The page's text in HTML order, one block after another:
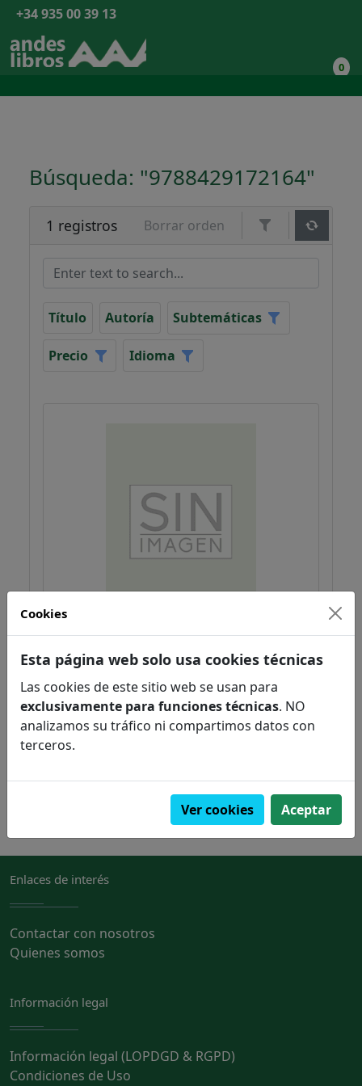
+34 935 00 39 13
0
Búsqueda: "9788429172164"
1 registros Borrar orden
Título Autoría Subtemáticas
Precio Idioma
Química
Gutiérrez Ríos, E.
Química general
Química
Enlaces de interés
Contactar con nosotros
Quienes somos
Información legal
Información legal (LOPDGD & RGPD)
Condiciones de Uso
Cookies
Esta página web solo usa cookies técnicas
Las cookies de este sitio web se usan para
exclusivamente para funciones técnicas. NO
analizamos su tráfico ni compartimos datos con
terceros.
Ver cookies Aceptar